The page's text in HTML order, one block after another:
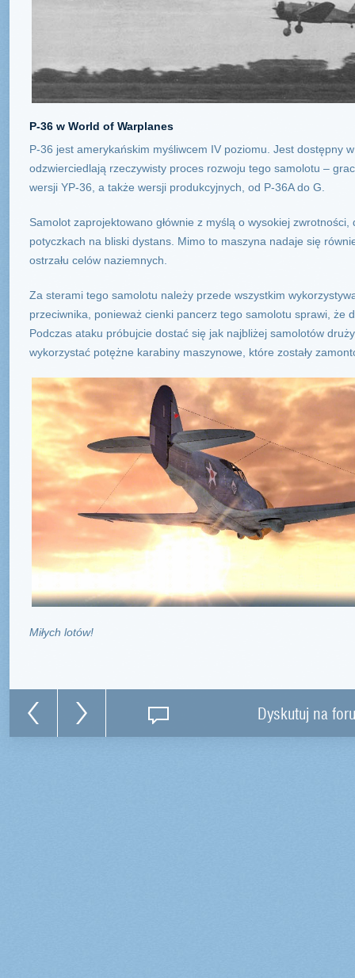
P-36 w World of Warplanes
P-36 jest amerykańskim myśliwcem IV poziomu. Jest dostępny
odzwierciedlają rzeczywisty proces rozwoju tego samolotu –
wersji YP-36, a także wersji produkcyjnych, od P-36A do G.
Samolot zaprojektowano głównie z myślą o wysokiej
potyczkach na bliski dystans. Mimo to maszyna nadaje się
ostrzału celów naziemnych.
Za sterami tego samolotu należy przede wszystkim
przeciwnika, ponieważ cienki pancerz tego samolotu sprawi, że
Podczas ataku próbujcie dostać się jak najbliżej samolotów
wykorzystać potężne karabiny maszynowe, które zostały
Miłych lotów!
Dyskutuj na